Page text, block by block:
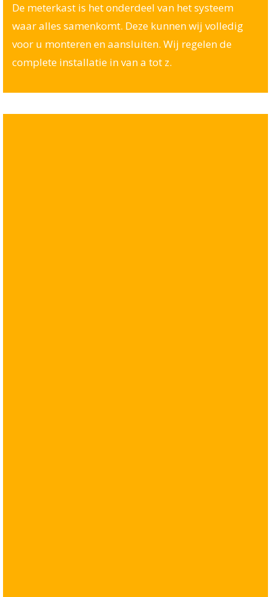
De meterkast is het onderdeel van het systeem
waar alles samenkomt. Deze kunnen wij volledig
voor u monteren en aansluiten. Wij regelen de
complete installatie in van a tot z.